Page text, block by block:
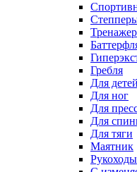
Гребля
Для детей
Для ног
Для
Для
Для тяги
Маятник
Рукоходы